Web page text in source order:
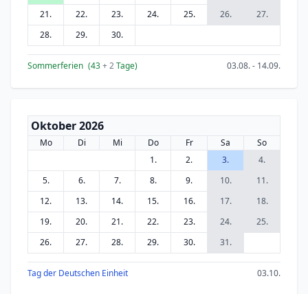
21.
22. 23. 24. 25. 26.
27.
28.
29. 30.
Sommerferien (43+ 2Tage) 03.08. - 14.09.
Oktober 2026
Mo Di Mi Do Fr Sa
So
1.
2. 3.
4.
5.
6. 7. 8. 9. 10.
11.
12.
13. 14. 15. 16. 17.
18.
19.
20. 21. 22. 23. 24.
25.
26.
27. 28. 29. 30. 31.
Tag der Deutschen Einheit 03.10.